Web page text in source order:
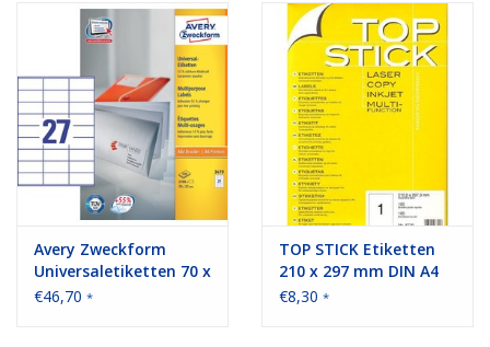
Avery Zweckform
Universaletiketten 70 x
32 mm 100 Blatt
€46,70 *
TOP STICK Etiketten
210 x 297 mm DIN A4
100 Blatt Packungen
€8,30 *